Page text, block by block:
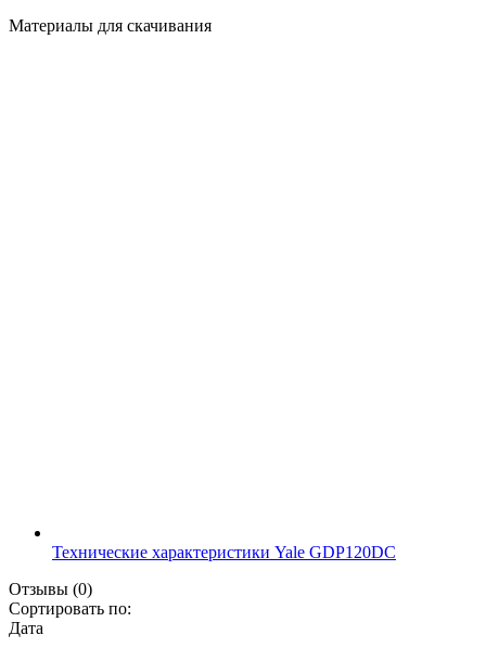
Материалы для скачивания
Технические характеристики Yale GDP120DC
Отзывы (0)
Сортировать по:
Дата